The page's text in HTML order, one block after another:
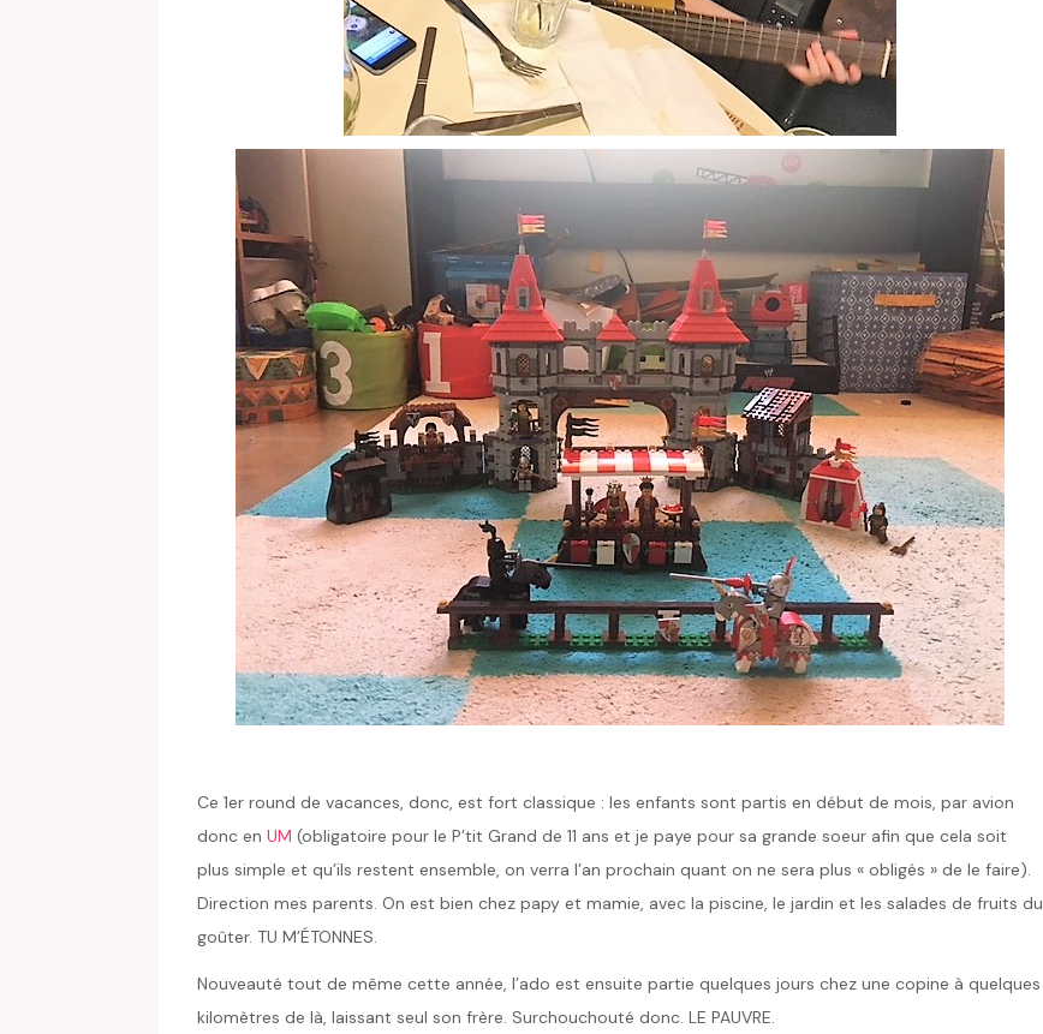
Ce 1er round de vacances, donc, est fort classique : les enfants sont partis en début de mois, par avion
donc en UM (obligatoire pour le P’tit Grand de 11 ans et je paye pour sa grande soeur afin que cela soit
plus simple et qu’ils restent ensemble, on verra l’an prochain quant on ne sera plus « obligés » de le faire).
Direction mes parents. On est bien chez papy et mamie, avec la piscine, le jardin et les salades de fruits du
goûter. TU M’ÉTONNES.
Nouveauté tout de même cette année, l’ado est ensuite partie quelques jours chez une copine à quelques
kilomètres de là, laissant seul son frère. Surchouchouté donc. LE PAUVRE.